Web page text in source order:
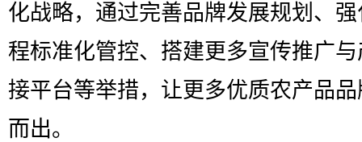
化战略，通过完善品牌发展规划、
程标准化管控、搭建更多宣传推广
接平台等举措，让更多优质农产品
而出。